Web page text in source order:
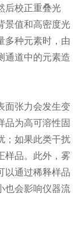
校正重叠光
景值和高密度光
多种元素时，由
通道中的元素造
张力会发生变
品为高可溶性固
；如果此类干扰
样品。此外，雾
以通过稀释样品
也会影响仪器流